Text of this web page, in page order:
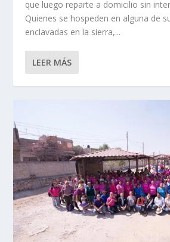
que luego reparte a domicilio sin
Quienes se hospeden en alguna de
enclavadas en la sierra,...
LEER MÁS